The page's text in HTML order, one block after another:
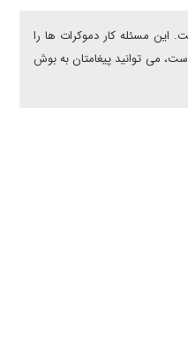
که در آن زمان در سطح ملی تنها 37 درصد محبوبیت داشت. این مسئله کار دموکرات ها را
می توانید پیغامتان به بوش